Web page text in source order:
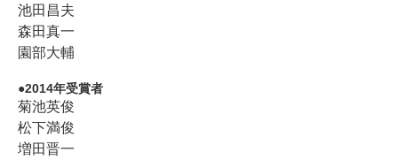
池田昌夫
森田真一
園部大輔
2014年受賞者
菊池英俊
松下満俊
増田晋一